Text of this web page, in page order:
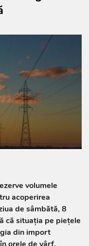
volumele
acoperirea
de sâmbătă, 8
că situația pe piețele
din import
orele de vârf.